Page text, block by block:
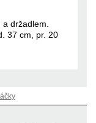
držadlem.
37 cm, pr. 20